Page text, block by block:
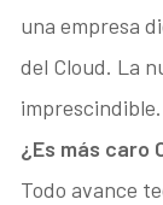
una empresa
del Cloud. La
imprescindible.
¿Es más caro
Todo avance